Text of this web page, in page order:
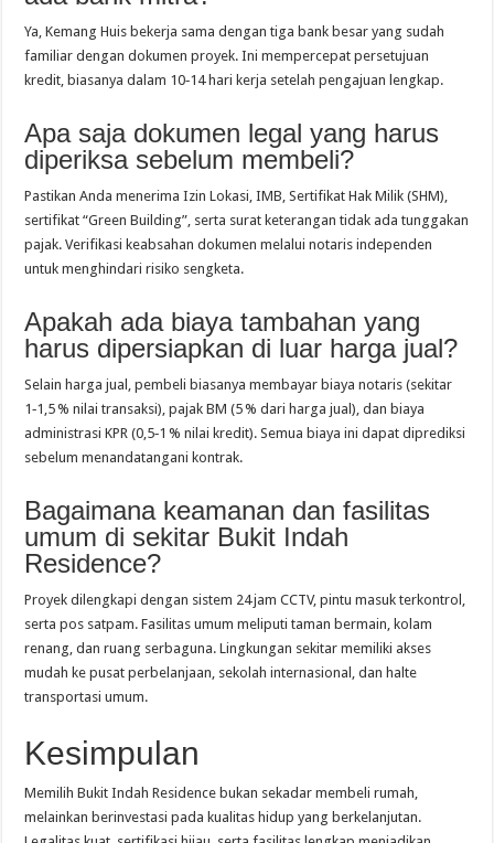
Ya, Kemang Huis bekerja sama dengan tiga bank besar yang sudah
familiar dengan dokumen proyek. Ini mempercepat persetujuan
kredit, biasanya dalam 10‑14 hari kerja setelah pengajuan lengkap.
Apa saja dokumen legal yang harus
diperiksa sebelum membeli?
Pastikan Anda menerima Izin Lokasi, IMB, Sertifikat Hak Milik (SHM),
sertifikat “Green Building”, serta surat keterangan tidak ada tunggakan
pajak. Verifikasi keabsahan dokumen melalui notaris independen
untuk menghindari risiko sengketa.
Apakah ada biaya tambahan yang
harus dipersiapkan di luar harga jual?
Selain harga jual, pembeli biasanya membayar biaya notaris (sekitar
1‑1,5 % nilai transaksi), pajak BM (5 % dari harga jual), dan biaya
administrasi KPR (0,5‑1 % nilai kredit). Semua biaya ini dapat diprediksi
sebelum menandatangani kontrak.
Bagaimana keamanan dan fasilitas
umum di sekitar Bukit Indah
Residence?
Proyek dilengkapi dengan sistem 24 jam CCTV, pintu masuk terkontrol,
serta pos satpam. Fasilitas umum meliputi taman bermain, kolam
renang, dan ruang serbaguna. Lingkungan sekitar memiliki akses
mudah ke pusat perbelanjaan, sekolah internasional, dan halte
transportasi umum.
Kesimpulan
Memilih Bukit Indah Residence bukan sekadar membeli rumah,
melainkan berinvestasi pada kualitas hidup yang berkelanjutan.